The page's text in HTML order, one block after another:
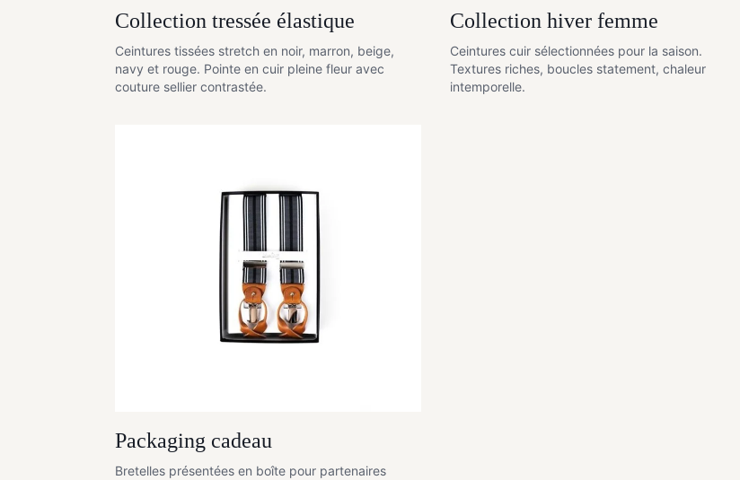
Collection tressée élastique
Ceintures tissées stretch en noir, marron, beige,
navy et rouge. Pointe en cuir pleine fleur avec
couture sellier contrastée.
Collection hiver femme
Ceintures cuir sélectionnées pour la saison.
Textures riches, boucles statement, chaleur
intemporelle.
Packaging cadeau
Bretelles présentées en boîte pour partenaires